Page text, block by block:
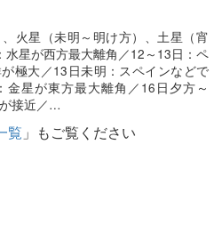
火星（未明～明け方）、土星（宵
水星が西方最大離角／12～13日：ペ
極大／13日未明：スペインなどで
金星が東方最大離角／16日夕方～
接近／…
覧 」もご覧ください